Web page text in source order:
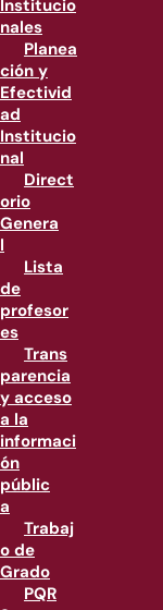
Institucio
nales
Planea
ción y
Efectivid
ad
Institucio
nal
Direct
orio
Genera
l
Lista
de
profesor
es
Trans
parencia
y acceso
a la
informaci
ón
públic
a
Trabaj
o de
Grado
PQR